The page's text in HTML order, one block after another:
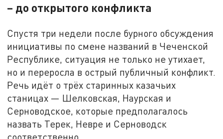
– до открытого конфликта
Спустя три недели после бурного обсуждения
инициативы по смене названий в Чеченской
Республике, ситуация не только не утихает,
но и переросла в острый публичный конфликт.
Речь идёт о трёх старинных казачьих
станицах — Шелковская, Наурская и
Серноводское, которые предполагалось
назвать Терек, Невре и Серноводск